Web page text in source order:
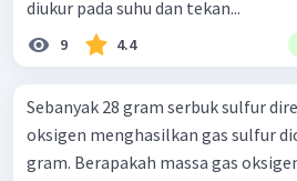
diukur pada suhu dan tekan...
9 4.4
Sebanyak 28 gram serbuk sulfur
oksigen menghasilkan gas sulfur
gram. Berapakah massa gas